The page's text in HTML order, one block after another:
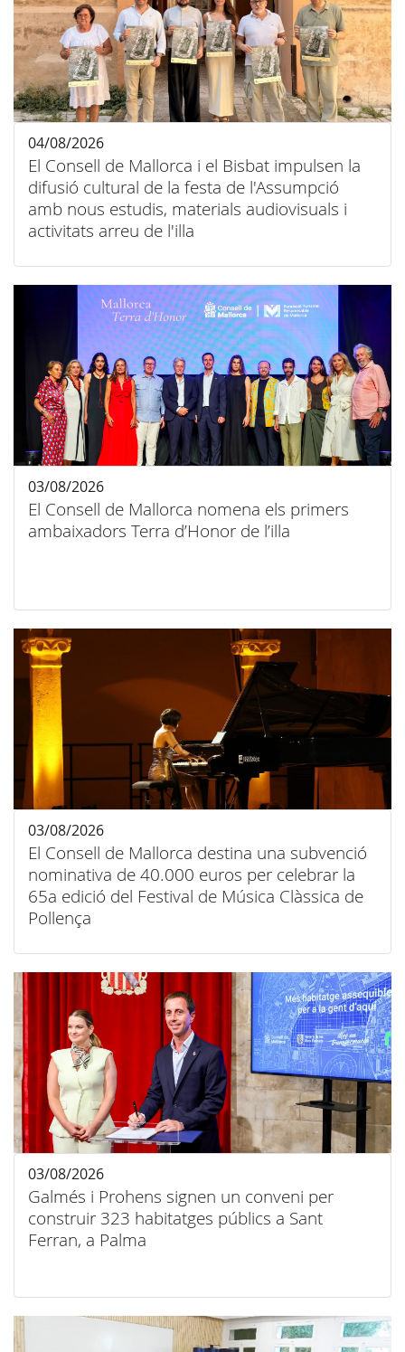
El Consell de Mallorca i el Bisbat impulsen la
difusió cultural de la festa de l'Assumpció
amb nous estudis, materials audiovisuals i
activitats arreu de l'illa
04/08/2026
El Consell de Mallorca nomena els primers
ambaixadors Terra d’Honor de l’illa
03/08/2026
El Consell de Mallorca destina una subvenció
nominativa de 40.000 euros per celebrar la
65a edició del Festival de Música Clàssica de
Pollença
03/08/2026
Galmés i Prohens signen un conveni per
construir 323 habitatges públics a Sant
Ferran, a Palma
03/08/2026